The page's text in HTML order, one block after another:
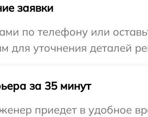
заявки
по телефону или
для уточнения деталей
за 35 минут
приедет в удобное